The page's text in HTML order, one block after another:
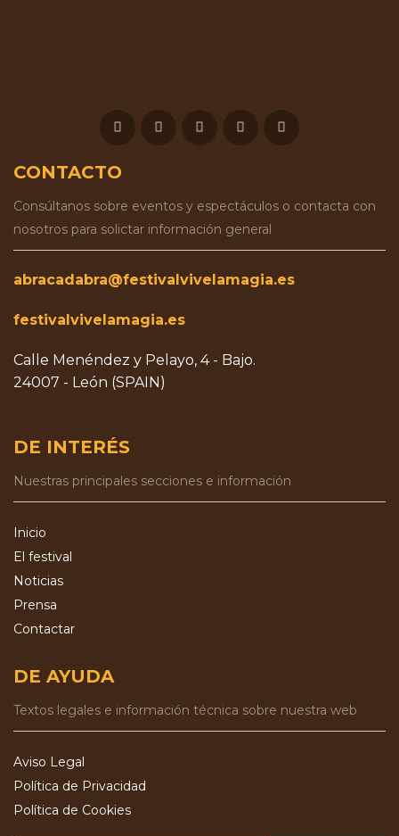
CONTACTO
Consúltanos sobre eventos y espectáculos o contacta con
nosotros para solictar información general
abracadabra@festivalvivelamagia.es
festivalvivelamagia.es
Calle Menéndez y Pelayo, 4 - Bajo.
24007 - León (SPAIN)
DE INTERÉS
Nuestras principales secciones e información
Inicio
El festival
Noticias
Prensa
Contactar
DE AYUDA
Textos legales e información técnica sobre nuestra web
Aviso Legal
Política de Privacidad
Política de Cookies